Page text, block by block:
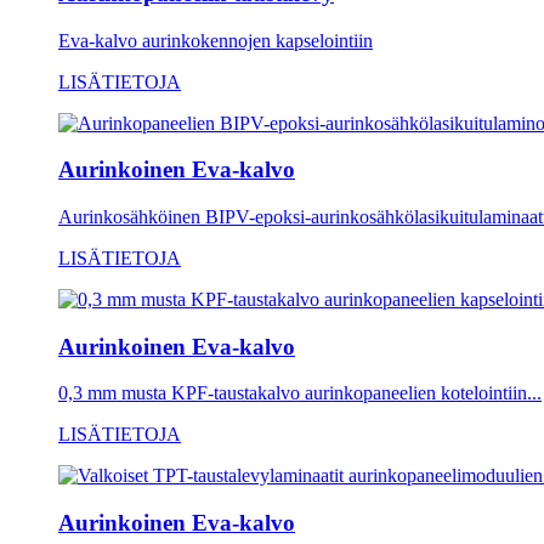
Eva-kalvo aurinkokennojen kapselointiin
LISÄTIETOJA
Aurinkoinen Eva-kalvo
Aurinkosähköinen BIPV-epoksi-
LISÄTIETOJA
Aurinkoinen Eva-kalvo
0,3 mm musta KPF-taustakalvo aurinkopaneelien kotelointiin...
LISÄTIETOJA
Aurinkoinen Eva-kalvo